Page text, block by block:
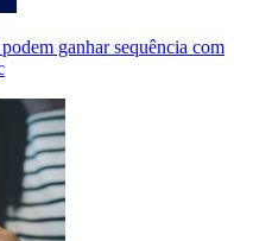
ganhar sequência com